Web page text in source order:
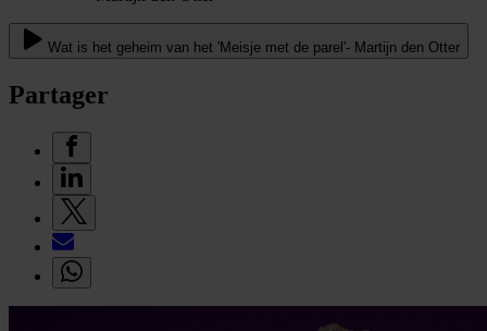
Wat is het geheim van het 'Meisje met de parel'- Martijn den Otter
Partager